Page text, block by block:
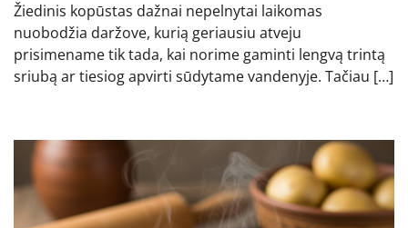
Žiedinis kopūstas dažnai nepelnytai laikomas
nuobodžia daržove, kurią geriausiu atveju
prisimename tik tada, kai norime gaminti lengvą trintą
sriubą ar tiesiog apvirti sūdytame vandenyje. Tačiau […]